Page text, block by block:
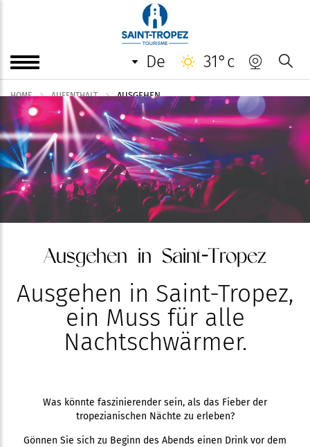
de 31°c
HOME AUFENTHALT AUSGEHEN
Ausgehen in Saint-Tropez
Ausgehen in Saint-Tropez,
ein Muss für alle
Nachtschwärmer.
Was könnte faszinierender sein, als das Fieber der
tropezianischen Nächte zu erleben?
Gönnen Sie sich zu Beginn des Abends einen Drink vor dem